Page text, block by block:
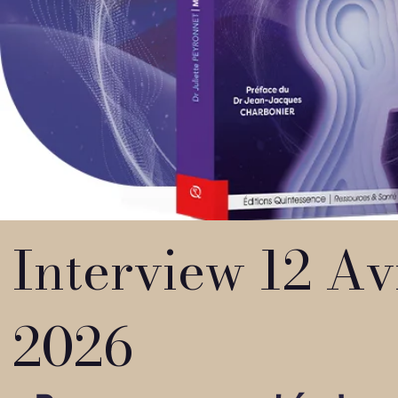
Interview 12
2026